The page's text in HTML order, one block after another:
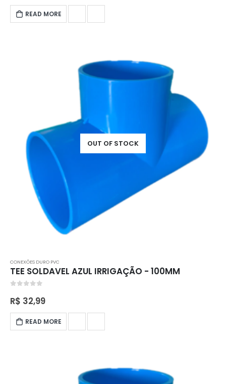
READ MORE
OUT OF STOCK
CONEXÕES DURO PVC
TEE SOLDAVEL AZUL IRRIGAÇÃO - 100MM
R$ 32,99
READ MORE